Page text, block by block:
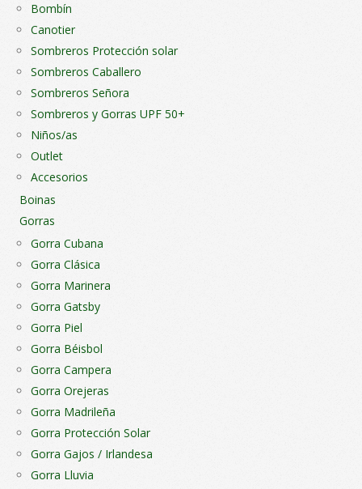
Bombín
Canotier
Sombreros Protección solar
Sombreros Caballero
Sombreros Señora
Sombreros y Gorras UPF 50+
Niños/as
Outlet
Accesorios
Boinas
Gorras
Gorra Cubana
Gorra Clásica
Gorra Marinera
Gorra Gatsby
Gorra Piel
Gorra Béisbol
Gorra Campera
Gorra Orejeras
Gorra Madrileña
Gorra Protección Solar
Gorra Gajos / Irlandesa
Gorra Lluvia